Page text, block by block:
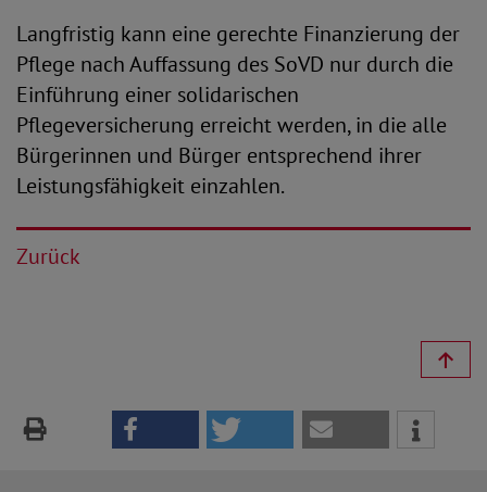
Langfristig kann eine gerechte Finanzierung der
Pflege nach Auffassung des SoVD nur durch die
Einführung einer solidarischen
Pflegeversicherung erreicht werden, in die alle
Bürgerinnen und Bürger entsprechend ihrer
Leistungsfähigkeit einzahlen.
Zurück